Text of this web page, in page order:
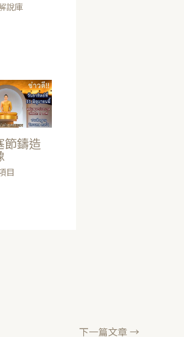
說庫
節鑄造
目
下一篇文章→